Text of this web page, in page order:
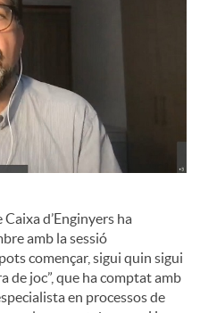
d’Enginyers ha
amb la sessió
començar, sigui quin sigui
de joc”, que ha comptat amb
en processos de